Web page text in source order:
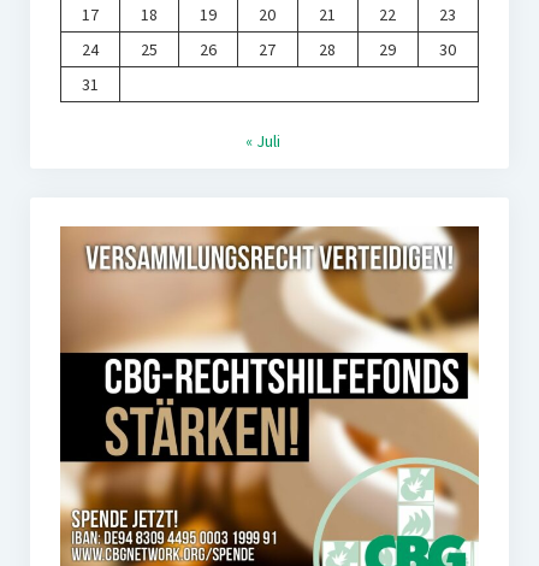
17
18 19 20 21 22
23
24
25 26 27 28 29
30
31
« Juli